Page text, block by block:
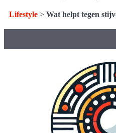
Lifestyle > Wat helpt tegen